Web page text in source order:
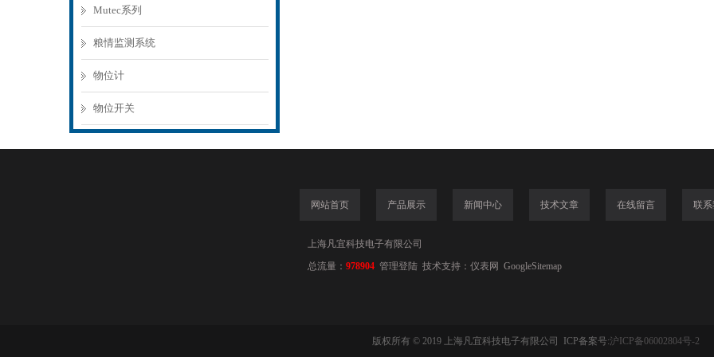
Mutec系列
粮情监测系统
物位计
物位开关
网站首页 产品展示 新闻中心 技术文章 在线留言 联系
上海凡宜科技电子有限公司
总流量： 978904 管理登陆 技术支持： 仪表网 GoogleSitemap
版权所有 © 2019 上海凡宜科技电子有限公司 ICP备案号:沪ICP备06002804号-2